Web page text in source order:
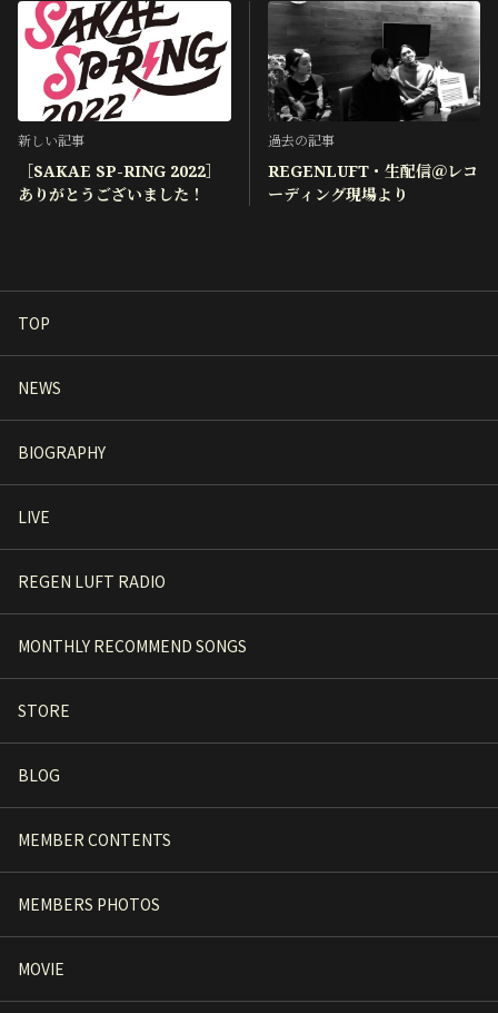
新しい記事
［SAKAE SP-RING 2022］
ありがとうございました！
過去の記事
REGENLUFT・生配信＠レコ
ーディング現場より
TOP
NEWS
BIOGRAPHY
LIVE
REGEN LUFT RADIO
MONTHLY RECOMMEND SONGS
STORE
BLOG
MEMBER CONTENTS
MEMBERS PHOTOS
MOVIE